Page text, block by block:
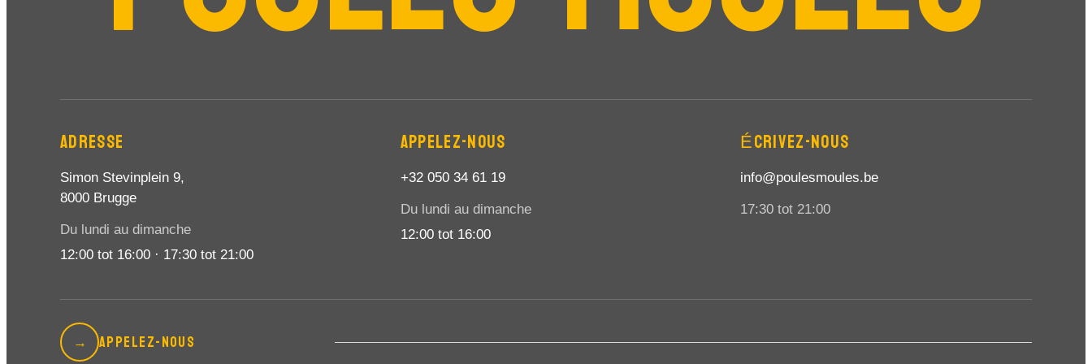
ADRESSE
Simon Stevinplein 9,
8000 Brugge
Du lundi au dimanche
12:00 tot 16:00 · 17:30 tot 21:00
APPELEZ-NOUS
+32 050 34 61 19
Du lundi au dimanche
12:00 tot 16:00
ÉCRIVEZ-NOUS
info@poulesmoules.be
17:30 tot 21:00
→ APPELEZ-NOUS